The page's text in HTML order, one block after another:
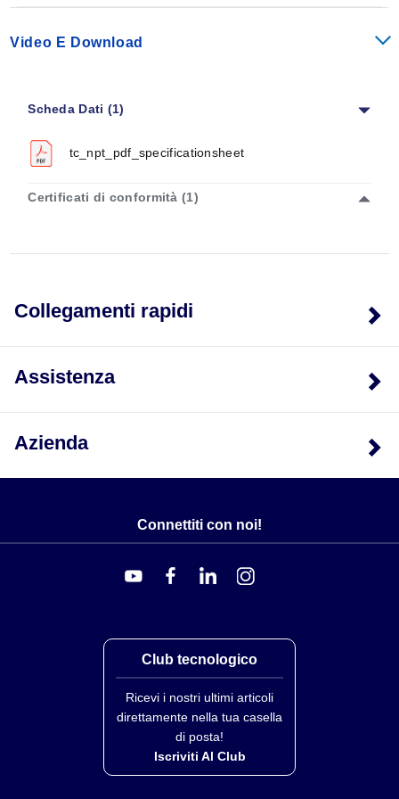
termocoppie
Video E Download
Scheda Dati (1)
tc_npt_pdf_specificationsheet
Certificati di conformità (1)
Collegamenti rapidi
Assistenza
Azienda
Connettiti con noi!
Club tecnologico
Ricevi i nostri ultimi articoli
direttamente nella tua casella
di posta!
Iscriviti Al Club